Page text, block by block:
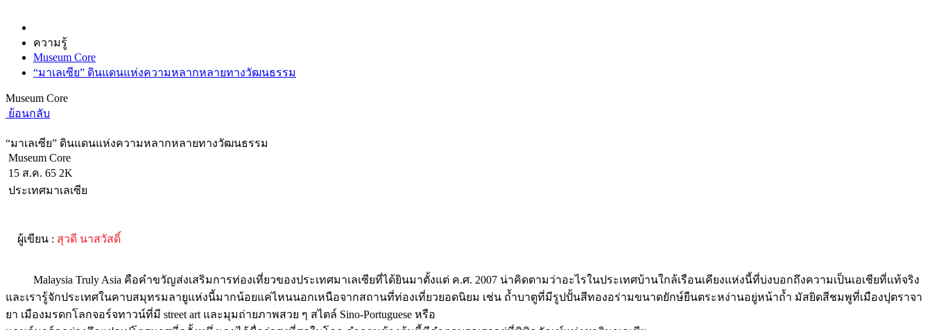
ความรู้
Museum Core
“มาเลเซีย” ดินแดนแห่งความหลากหลายทางวัฒนธรรม
Museum Core
ย้อนกลับ
“มาเลเซีย” ดินแดนแห่งความหลากหลายทางวัฒนธรรม
Museum Core
15 ส.ค. 65 2K
ประเทศมาเลเซีย
ผู้เขียน : สุวดี นาสวัสดิ์
Malaysia Truly Asia คือคำขวัญส่งเสริมการท่องเที่ยวของประเทศมาเลเซียที่ได้ยินมาตั้งแต่ ค.ศ. 2007 น่าคิดตามว่าอะไรในประเทศบ้านใกล้เรือนเคียงแห่งนี้ที่บ่งบอกถึงความเป็นเอเชียที่แท้จริง
และเรารู้จักประเทศในคาบสมุทรมลายูแห่งนี้มากน้อยแค่ไหนนอกเหนือจากสถานที่ท่องเที่ยวยอดนิยม เช่น ถ้ำบาตูที่มีรูปปั้นสีทองอร่ามขนาดยักษ์ยืนตระหง่านอยู่หน้าถ้ำ มัสยิดสีชมพูที่เมืองปุตราจา
ยา เมืองมรดกโลกจอร์จทาวน์ที่มี street art และมุมถ่ายภาพสวย ๆ สไตล์ Sino-Portuguese หรือ